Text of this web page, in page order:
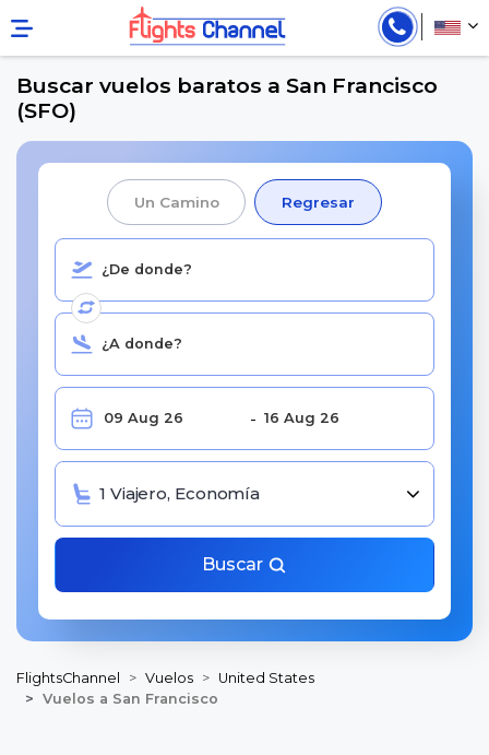
Buscar vuelos baratos a San Francisco
(SFO)
Un Camino Regresar
1 Viajero, Economía
Buscar
FlightsChannel Vuelos
United States
Vuelos a San Francisco